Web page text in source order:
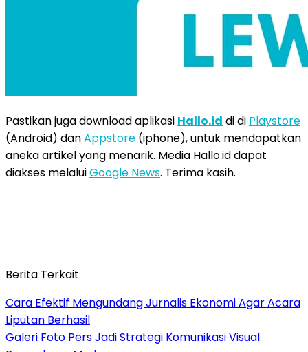
Pastikan juga download aplikasi Hallo.id di di Playstore
(Android) danAppstore (iphone), untuk mendapatkan
aneka artikel yang menarik. Media Hallo.id dapat
diakses melaluiGoogle News. Terima kasih.
Berita Terkait
Cara Efektif Mengundang Jurnalis Ekonomi Agar Acara
Liputan Berhasil
Galeri Foto Pers Jadi Strategi Komunikasi Visual